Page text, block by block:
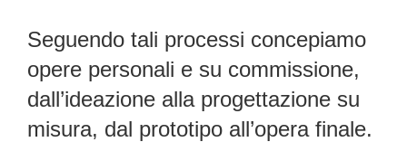
Seguendo tali processi concepiamo
opere personali e su commissione,
dall’ideazione alla progettazione su
misura, dal prototipo all’opera finale.